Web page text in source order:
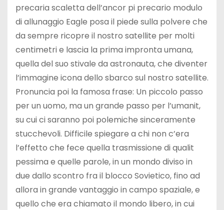
precaria scaletta dell’ancor pi precario modulo
di allunaggio Eagle posa il piede sulla polvere che
da sempre ricopre il nostro satellite per molti
centimetri e lascia la prima impronta umana,
quella del suo stivale da astronauta, che diventer
l’immagine icona dello sbarco sul nostro satellite.
Pronuncia poi la famosa frase: Un piccolo passo
per un uomo, ma un grande passo per l’umanit,
su cui ci saranno poi polemiche sinceramente
stucchevoli. Difficile spiegare a chi non c’era
l’effetto che fece quella trasmissione di qualit
pessima e quelle parole, in un mondo diviso in
due dallo scontro fra il blocco Sovietico, fino ad
allora in grande vantaggio in campo spaziale, e
quello che era chiamato il mondo libero, in cui